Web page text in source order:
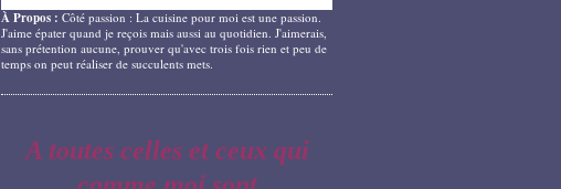
À Propos : Côté passion : La cuisine pour moi est une passion.
J'aime épater quand je reçois mais aussi au quotidien. J'aimerais,
sans prétention aucune, prouver qu'avec trois fois rien et peu de
temps on peut réaliser de succulents mets.
A toutes celles et ceux qui